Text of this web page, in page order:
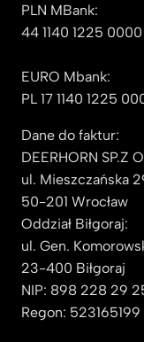
PLN MBank:
44 1140 1225
EURO Mbank:
PL 17 1140 1225
Dane do faktur:
DEERHORN SP.Z
ul. Mieszczańska
50-201 Wrocław
Oddział Biłgoraj:
ul. Gen.
23-400 Biłgoraj
NIP: 898 228 29
Regon: 523165199